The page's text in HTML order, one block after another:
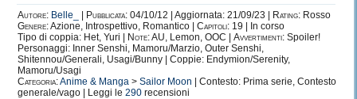
Autore: Belle_ Pubblicata: 04/10/12 | Aggiornata: 21/09/23 | Rating: Rosso
Genere:Azione, Introspettivo, Romantico | Capitoli: 19 | In corso
Tipo di coppia: Het, Yuri |
Note:AU, Lemon, OOC | Avvertimenti: Spoiler!
Personaggi: Inner Senshi, Mamoru/Marzio, Outer Senshi,
Shitennou/Generali, Usagi/Bunny | Coppie: Endymion/Serenity,
Mamoru/Usagi
Categoria:Anime & Manga > Sailor Moon | Contesto: Prima serie, Contesto
generale/vago | Leggi le 290 recensioni